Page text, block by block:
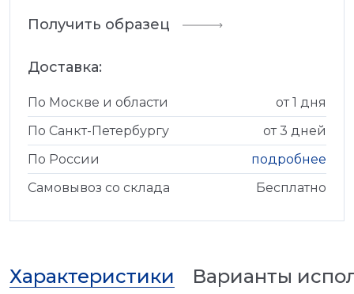
Получить образец
Доставка:
По Москве и области
от 1 дня
По Санкт-Петербургу
от 3 дней
По России
подробнее
Самовывоз со склада
Бесплатно
Характеристики Варианты